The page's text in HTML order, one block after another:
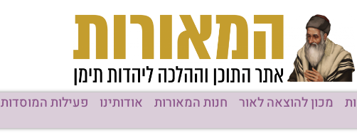
מכון להוצאה לאור חנות המאורות אודותינו פעילות המוסדות